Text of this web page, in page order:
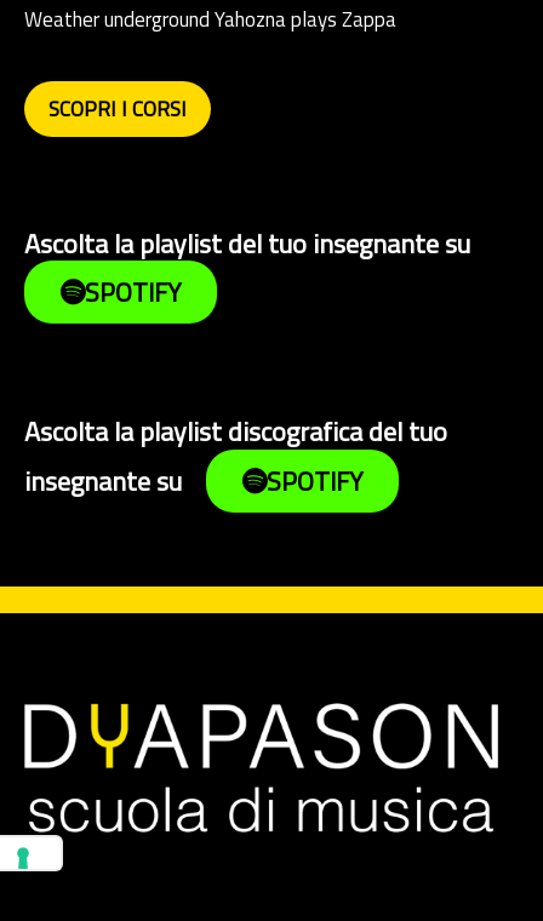
Weather underground Yahozna plays Zappa
SCOPRI I CORSI
Ascolta la playlist del tuo insegnante su
SPOTIFY
Ascolta la playlist discografica del tuo
insegnante su
SPOTIFY